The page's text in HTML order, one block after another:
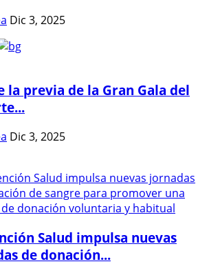
Dic 3, 2025
la previa de la Gran Gala del
Dic 3, 2025
Salud impulsa nuevas
de donación...